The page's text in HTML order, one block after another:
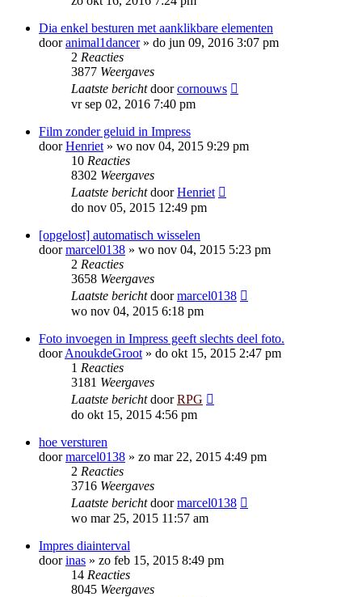
Dia enkel besturen met aanklikbare elementen
dooranimal1dancer» do jun 09, 2016 3:07 pm
2 Reacties
3877 Weergaves
Laatste berichtdoorcornouws
vr sep 02, 2016 7:40 pm
Film zonder geluid in Impress
doorHenriet » wo nov 04, 2015 9:29 pm
10 Reacties
8302 Weergaves
Laatste berichtdoorHenriet
do nov 05, 2015 12:49 pm
[opgelost] automatisch wisselen
doormarcel0138 » wo nov 04, 2015 5:23 pm
2 Reacties
3658 Weergaves
Laatste berichtdoormarcel0138
wo nov 04, 2015 6:18 pm
Foto invoegen in Impress geeft slechts deel foto.
doorAnoukdeGroot » do okt 15, 2015 2:47 pm
1 Reacties
3181 Weergaves
Laatste berichtdoorRPG
do okt 15, 2015 4:56 pm
hoe versturen
doormarcel0138 » zo mar 22, 2015 4:49 pm
2 Reacties
3716 Weergaves
Laatste berichtdoormarcel0138
wo mar 25, 2015 11:57 am
Impres diainterval
doorinas » zo feb 15, 2015 8:49 pm
14 Reacties
8045 Weergaves